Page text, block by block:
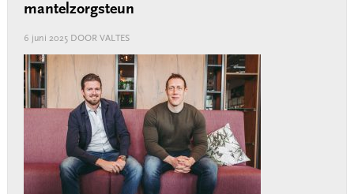
mantelzorgsteun
6 juni 2025DOOR VALTES